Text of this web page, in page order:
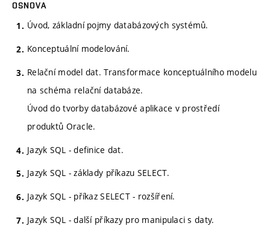
OSNOVA
Úvod, základní pojmy databázových systémů.
Konceptuální modelování.
Relační model dat. Transformace konceptuálního modelu
na schéma relační databáze.
Úvod do tvorby databázové aplikace v prostředí
produktů Oracle.
Jazyk SQL - definice dat.
Jazyk SQL - základy příkazu SELECT.
Jazyk SQL - příkaz SELECT - rozšíření.
Jazyk SQL - další příkazy pro manipulaci s daty.